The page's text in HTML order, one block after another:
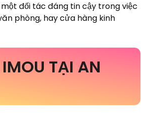
đối tác đáng tin cậy trong việc
phòng, hay cửa hàng kinh
TẠI AN